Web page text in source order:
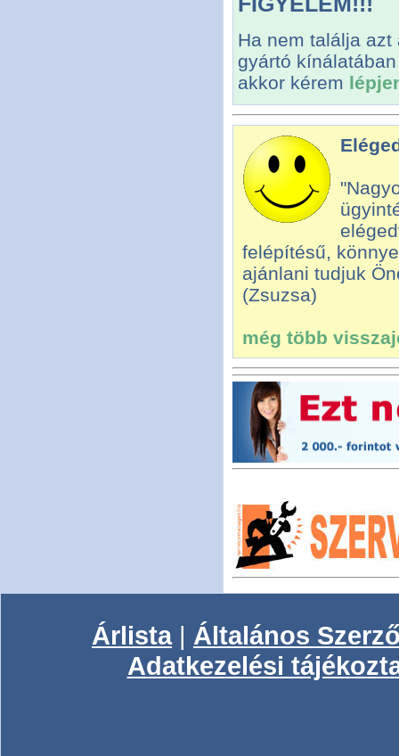
Ha nem találja
gyártó
akkor kérem
felépítésű,
ajánlani tudjuk
(Zsuzsa)
még több
Árlista| Általános
Adatkezelési